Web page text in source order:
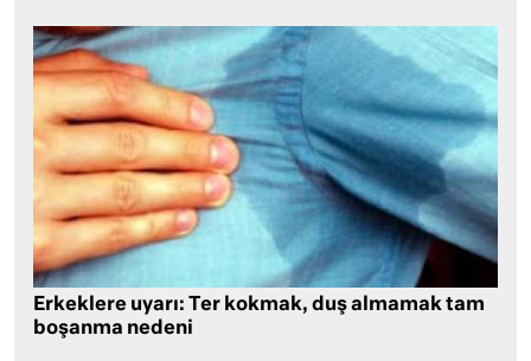
Erkeklere uyarı: Ter kokmak, duş almamak tam
boşanma nedeni